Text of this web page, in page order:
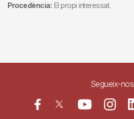
Procedència: El propi interessat.
Segueix-nos